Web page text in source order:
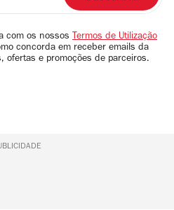
com os nossos Termos de Utilização
concorda em receber emails da
ofertas e promoções de parceiros.